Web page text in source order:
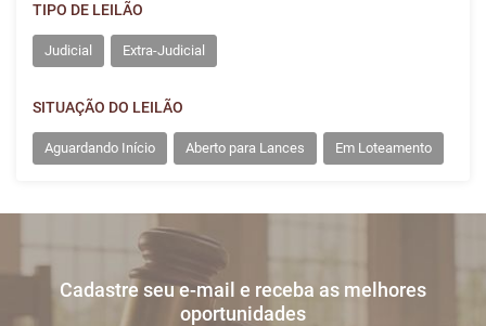
TIPO DE LEILÃO
Judicial Extra-Judicial
SITUAÇÃO DO LEILÃO
Aguardando Início Aberto para Lances Em Loteamento
Cadastre seu e-mail e receba as melhores
oportunidades